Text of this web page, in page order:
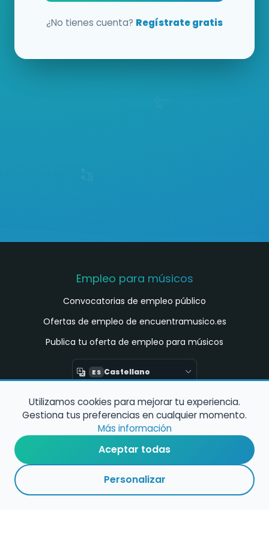
¿No tienes cuenta? Regístrate gratis
Empleo para músicos
Convocatorias de empleo público
Ofertas de empleo de encuentramusico.es
Publica tu oferta de empleo para músicos
ES Castellano
Encuentra Músico
Buscador de Músicos
Encuentra Pianista Acompañante
Asesoría para músicos y docentes
Utilizamos cookies para mejorar tu experiencia.
Gestiona tus preferencias en cualquier momento.
Más información
Aceptar todas
Personalizar